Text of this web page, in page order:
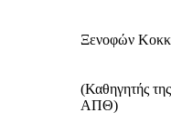
Ξενοφών
(Καθηγητής
ΑΠΘ)